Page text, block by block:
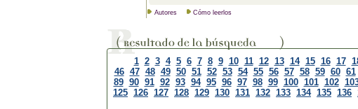
Autores Cómo leerlos
1 2 3 4 5 6 7 8 9 10 11 12 13 14 15 16 17
46 47 48 49 50 51 52 53 54 55 56 57 58 59 60 61
89 90 91 92 93 94 95 96 97 98 99 100 101 102
125 126 127 128 129 130 131 132 133 134 135 136